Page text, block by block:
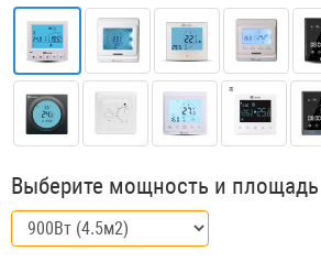
Выберите мощность и площадь